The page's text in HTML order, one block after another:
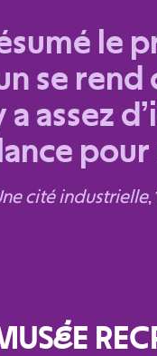
le
se
a assez
cité industrielle,
ÉE